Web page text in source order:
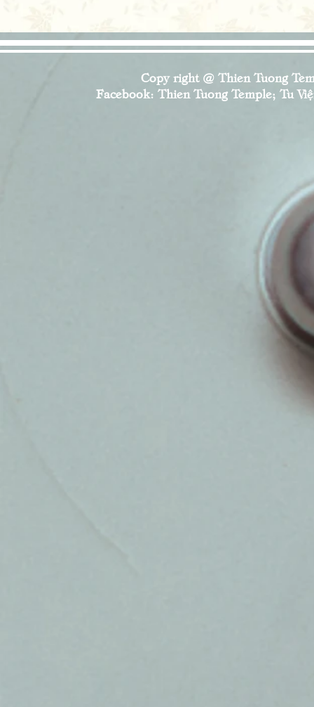
Copy right @ Thien Tuong
Facebook: Thien Tuong Temple; Tu